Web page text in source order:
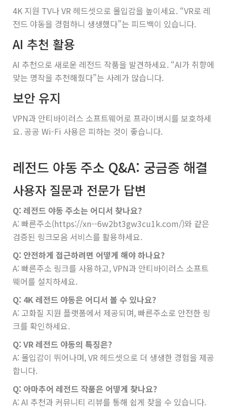
4K 지원 TV나 VR 헤드셋으로 몰입감을 높이세요. “VR로 레
전드 야동을 경험하니 생생했다”는 피드백이 있습니다.
AI 추천 활용
AI 추천으로 새로운 레전드 작품을 발견하세요. “AI가 취향에
맞는 명작을 추천해줬다”는 사례가 많습니다.
보안 유지
VPN과 안티바이러스 소프트웨어로 프라이버시를 보호하세
요. 공공 Wi-Fi 사용은 피하는 것이 좋습니다.
레전드 야동 주소 Q&A: 궁금증 해결
사용자 질문과 전문가 답변
Q: 레전드 야동 주소는 어디서 찾나요?
A: 빠른주소(https://xn--6w2bt3gw3cu1k.com/)와 같은
검증된 링크모음 서비스를 활용하세요.
Q: 안전하게 접근하려면 어떻게 해야 하나요?
A: 빠른주소 링크를 사용하고, VPN과 안티바이러스 소프트
웨어를 설치하세요.
Q: 4K 레전드 야동은 어디서 볼 수 있나요?
A: 고화질 지원 플랫폼에서 제공되며, 빠른주소로 안전한 링
크를 확인하세요.
Q: VR 레전드 야동의 특징은?
A: 몰입감이 뛰어나며, VR 헤드셋으로 더 생생한 경험을 제공
합니다.
Q: 아마추어 레전드 작품은 어떻게 찾나요?
A: AI 추천과 커뮤니티 리뷰를 통해 쉽게 찾을 수 있습니다.